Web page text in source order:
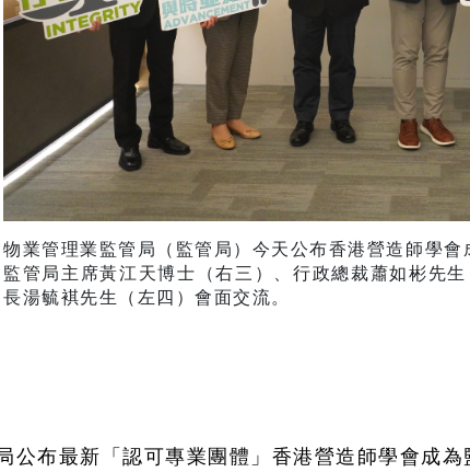
物業管理業監管局（監管局）今天公布香港營造師學
監管局主席黃江天博士（右三）、行政總裁蕭如彬先
長湯毓褀先生（左四）會面交流。
公布最新「認可專業團體」香港營造師學會成為